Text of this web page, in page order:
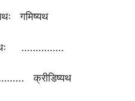
गमिष्यथ
……………
क्रीडिष्यथ